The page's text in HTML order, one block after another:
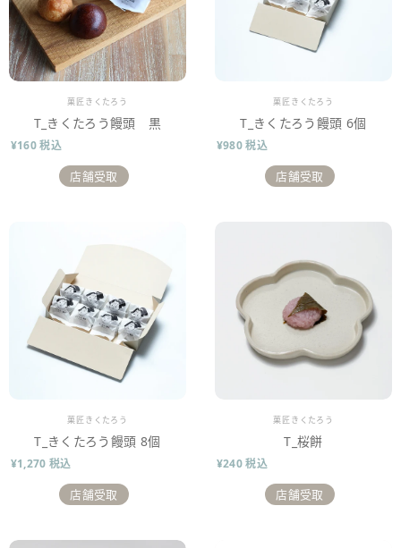
販売業者
菓匠きくたろう
T_きくたろう饅頭 黒
¥160 税込
店舗受取
販売業者
菓匠きくたろう
T_きくたろう饅頭 6個
¥980 税込
店舗受取
販売業者
菓匠きくたろう
T_きくたろう饅頭 8個
¥1,270 税込
店舗受取
販売業者
菓匠きくたろう
T_桜餅
¥240 税込
店舗受取